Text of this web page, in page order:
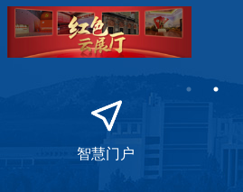
智慧门户